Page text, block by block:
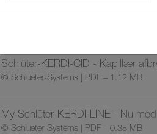
Schlüter-KERDI-BOARD-W -
Schlüter-KERDI-CID - Kapillær
© Schlueter-Systems | PDF – 1.12 MB
My Schlüter-KERDI-LINE - Nu
© Schlueter-Systems | PDF – 0.38 MB